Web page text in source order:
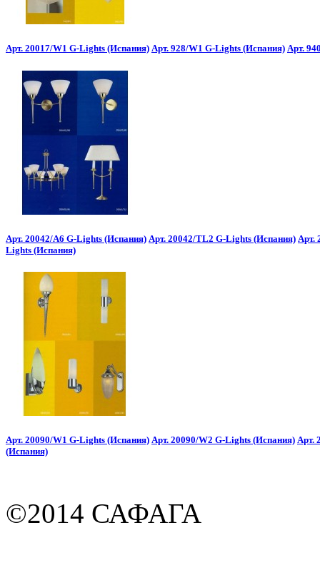
Арт. 20017/W1 G-Lights (Испания) Арт. 928/W1 G-Lights (Испания) Арт.
Арт. 20042/A6 G-Lights (Испания) Арт. 20042/TL2 G-Lights (Испания) Арт.
Lights (Испания)
Арт. 20090/W1 G-Lights (Испания) Арт. 20090/W2 G-Lights (Испания) Арт.
(Испания)
©2014 САФАГА